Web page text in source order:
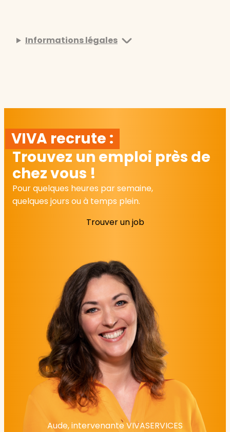
Informations légales
VIVA recrute :
Trouvez un emploi près de
chez vous !
Pour quelques heures par semaine,
quelques jours ou à temps plein.
Trouver un job
Aude, intervenante VIVASERVICES